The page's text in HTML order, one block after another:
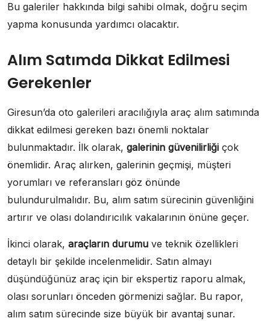
Bu galeriler hakkında bilgi sahibi olmak, doğru seçim
yapma konusunda yardımcı olacaktır.
Alım Satımda Dikkat Edilmesi
Gerekenler
Giresun’da oto galerileri aracılığıyla araç alım satımında
dikkat edilmesi gereken bazı önemli noktalar
bulunmaktadır. İlk olarak, galerinin güvenilirliği çok
önemlidir. Araç alırken, galerinin geçmişi, müşteri
yorumları ve referansları göz önünde
bulundurulmalıdır. Bu, alım satım sürecinin güvenliğini
artırır ve olası dolandırıcılık vakalarının önüne geçer.
İkinci olarak, araçların durumu ve teknik özellikleri
detaylı bir şekilde incelenmelidir. Satın almayı
düşündüğünüz araç için bir ekspertiz raporu almak,
olası sorunları önceden görmenizi sağlar. Bu rapor,
alım satım sürecinde size büyük bir avantaj sunar.